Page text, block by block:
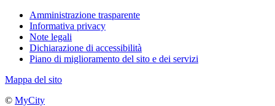
Amministrazione trasparente
Informativa privacy
Note legali
Dichiarazione di accessibilità
Piano di miglioramento del sito e dei servizi
Mappa del sito
© MyCity